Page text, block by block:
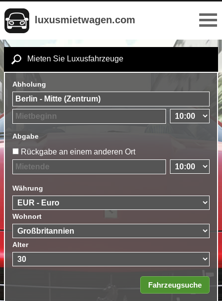
luxusmietwagen.com
Mieten Sie Luxusfahrzeuge
Abholung
Abgabe
Rückgabe an einem anderen Ort
Währung
Wohnort
Alter